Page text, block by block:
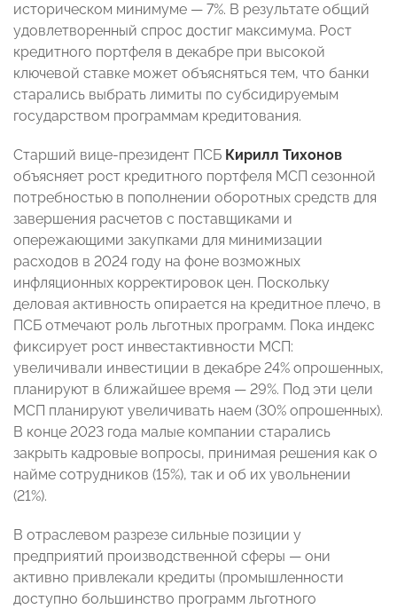
историческом минимуме — 7%. В результате общий
удовлетворенный спрос достиг максимума. Рост
кредитного портфеля в декабре при высокой
ключевой ставке может объясняться тем, что банки
старались выбрать лимиты по субсидируемым
государством программам кредитования.
Старший вице-президент ПСБ Кирилл Тихонов
объясняет рост кредитного портфеля МСП сезонной
потребностью в пополнении оборотных средств для
завершения расчетов с поставщиками и
опережающими закупками для минимизации
расходов в 2024 году на фоне возможных
инфляционных корректировок цен. Поскольку
деловая активность опирается на кредитное плечо, в
ПСБ отмечают роль льготных программ. Пока индекс
фиксирует рост инвестактивности МСП:
увеличивали инвестиции в декабре 24% опрошенных,
планируют в ближайшее время — 29%. Под эти цели
МСП планируют увеличивать наем (30% опрошенных).
В конце 2023 года малые компании старались
закрыть кадровые вопросы, принимая решения как о
найме сотрудников (15%), так и об их увольнении
(21%).
В отраслевом разрезе сильные позиции у
предприятий производственной сферы — они
активно привлекали кредиты (промышленности
доступно большинство программ льготного